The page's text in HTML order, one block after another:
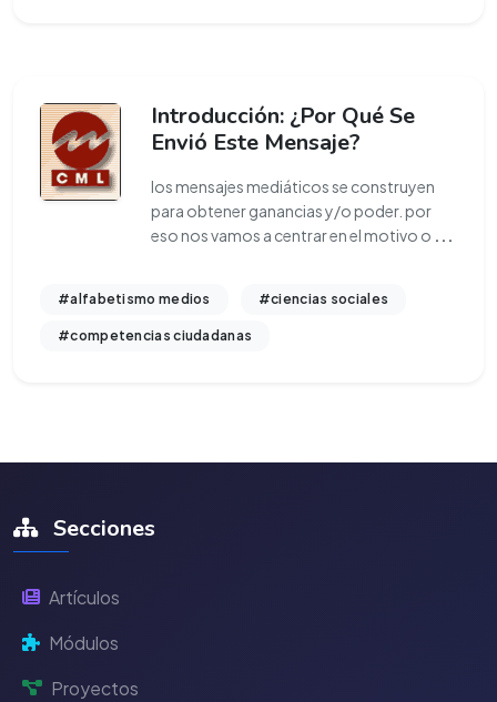
Introducción: ¿Por Qué Se
Envió Este Mensaje?
los mensajes mediáticos se construyen
para obtener ganancias y/o poder. por
eso nos vamos a centrar en el motivo o ...
#alfabetismo medios #ciencias sociales
#competencias ciudadanas
Secciones
Artículos
Módulos
Proyectos